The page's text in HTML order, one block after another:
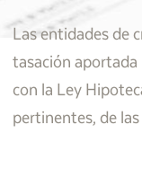
Las entidades de
tasación
con la Ley
pertinentes, de